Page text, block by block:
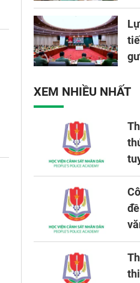
XEM NHIỀU NHẤT